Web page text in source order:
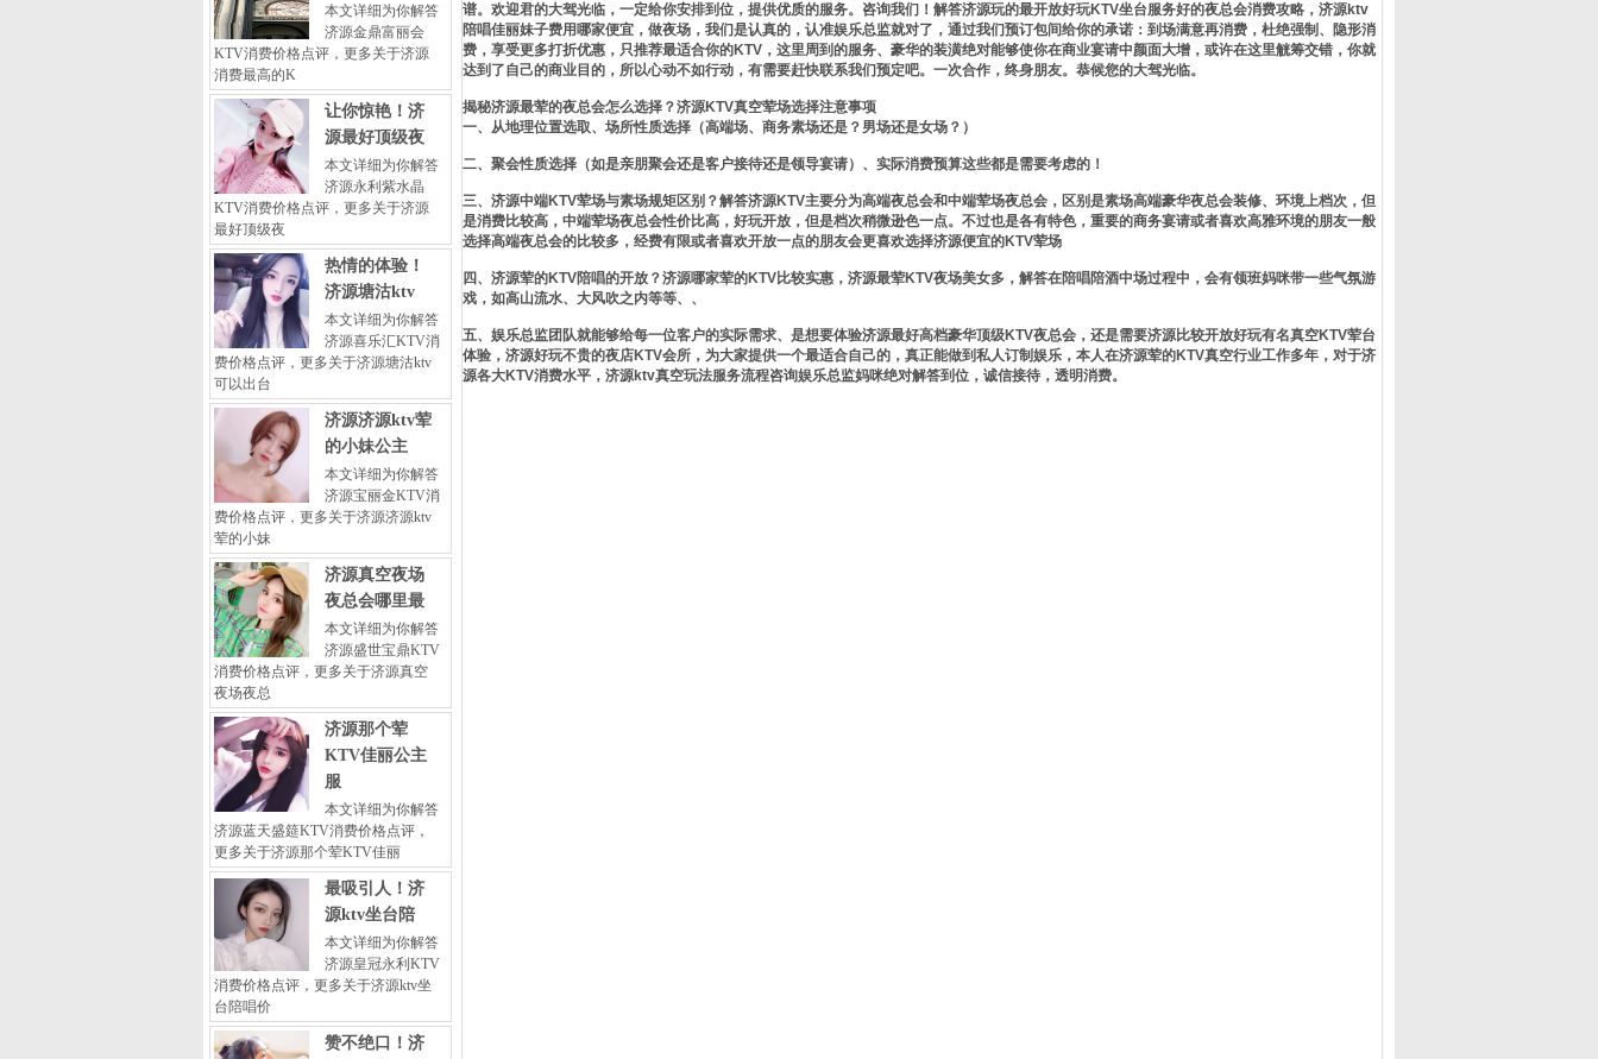
谱。欢迎君的大驾光临，一定给你安排到位，提供优质的服务。咨询我们！解答济源玩的最开放好玩KTV坐台服务好的夜总会消费攻略，济源ktv
陪唱佳丽妹子费用哪家便宜，做夜场，我们是认真的，认准娱乐总监就对了，通过我们预订包间给你的承诺：到场满意再消费，杜绝强制、隐形消
费，享受更多打折优惠，只推荐最适合你的KTV，这里周到的服务、豪华的装潢绝对能够使你在商业宴请中颜面大增，或许在这里觥筹交错，你就
达到了自己的商业目的，所以心动不如行动，有需要赶快联系我们预定吧。一次合作，终身朋友。恭候您的大驾光临。
揭秘济源最荤的夜总会怎么选择？济源KTV真空荤场选择注意事项
一、从地理位置选取、场所性质选择（高端场、商务素场还是？男场还是女场？）
二、聚会性质选择（如是亲朋聚会还是客户接待还是领导宴请）、实际消费预算这些都是需要考虑的！
三、济源中端KTV荤场与素场规矩区别？解答济源KTV主要分为高端夜总会和中端荤场夜总会，区别是素场高端豪华夜总会装修、环境上档次，但
是消费比较高，中端荤场夜总会性价比高，好玩开放，但是档次稍微逊色一点。不过也是各有特色，重要的商务宴请或者喜欢高雅环境的朋友一般
选择高端夜总会的比较多，经费有限或者喜欢开放一点的朋友会更喜欢选择济源便宜的KTV荤场
四、济源荤的KTV陪唱的开放？济源哪家荤的KTV比较实惠，济源最荤KTV夜场美女多，解答在陪唱陪酒中场过程中，会有领班妈咪带一些气氛游
戏，如高山流水、大风吹之内等等、、
五、娱乐总监团队就能够给每一位客户的实际需求、是想要体验济源最好高档豪华顶级KTV夜总会，还是需要济源比较开放好玩有名真空KTV荤台
体验，济源好玩不贵的夜店KTV会所，为大家提供一个最适合自己的，真正能做到私人订制娱乐，本人在济源荤的KTV真空行业工作多年，对于济
源各大KTV消费水平，济源ktv真空玩法服务流程咨询娱乐总监妈咪绝对解答到位，诚信接待，透明消费。
本文详细为你解答
济源金鼎富丽会
KTV消费价格点评，更多关于济源
消费最高的K
让你惊艳！济
源最好顶级夜
本文详细为你解答
济源永利紫水晶
KTV消费价格点评，更多关于济源
最好顶级夜
热情的体验！
济源塘沽ktv
本文详细为你解答
济源喜乐汇KTV消
费价格点评，更多关于济源塘沽ktv
可以出台
济源济源ktv荤
的小妹公主
本文详细为你解答
济源宝丽金KTV消
费价格点评，更多关于济源济源ktv
荤的小妹
济源真空夜场
夜总会哪里最
本文详细为你解答
济源盛世宝鼎KTV
消费价格点评，更多关于济源真空
夜场夜总
济源那个荤
KTV佳丽公主
服
本文详细为你解答
济源蓝天盛筵KTV消费价格点评，
更多关于济源那个荤KTV佳丽
最吸引人！济
源ktv坐台陪
本文详细为你解答
济源皇冠永利KTV
消费价格点评，更多关于济源ktv坐
台陪唱价
赞不绝口！济